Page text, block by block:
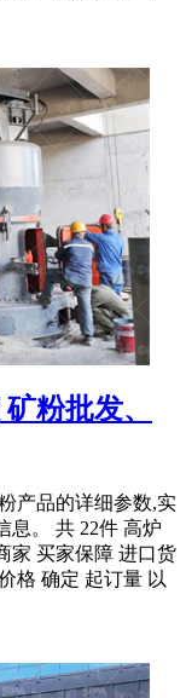
粉批发、
产品的详细参数,实
息。 共 22件 高炉
家 买家保障 进口货
格 确定 起订量 以